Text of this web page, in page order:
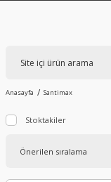
Anasayfa Santimax
Stoktakiler